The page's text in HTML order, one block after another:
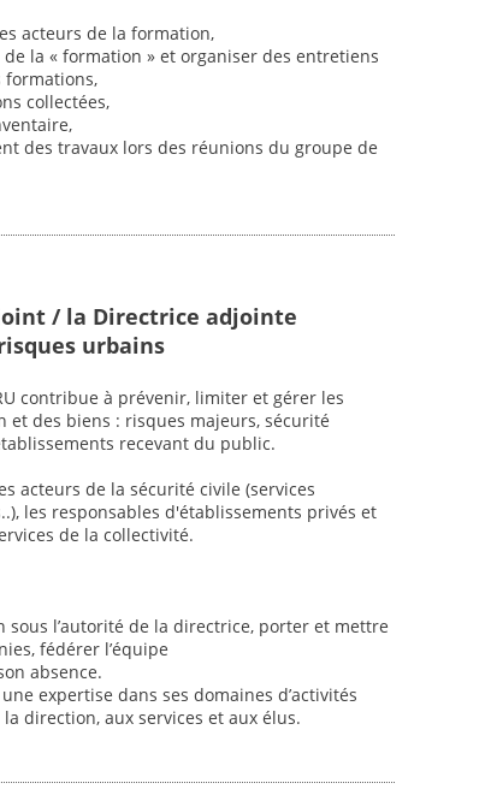
acteurs de la formation,
la « formation » et organiser des entretiens
formations,
collectées,
des travaux lors des réunions du groupe de
/ la Directrice adjointe
urbains
contribue à prévenir, limiter et gérer les
des biens : risques majeurs, sécurité
recevant du public.
acteurs de la sécurité civile (services
les responsables d'établissements privés et
de la collectivité.
l’autorité de la directrice, porter et mettre
fédérer l’équipe
absence.
expertise dans ses domaines d’activités
direction, aux services et aux élus.